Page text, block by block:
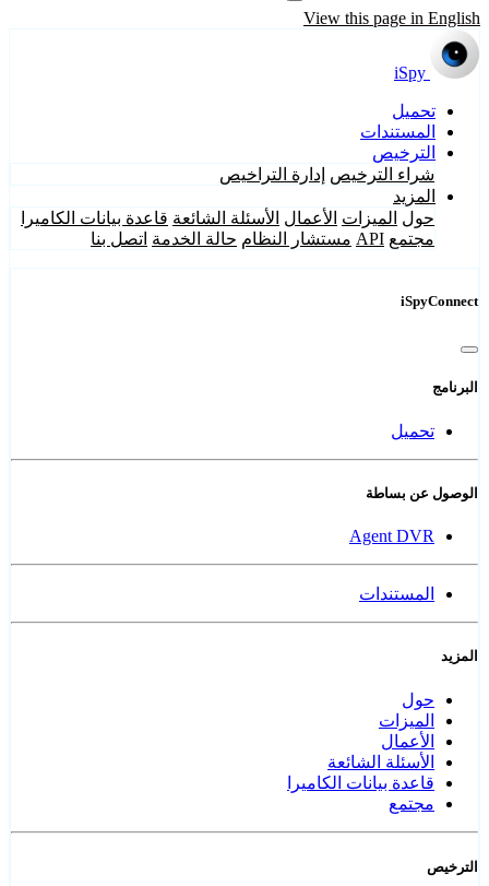
View this page in English
iSpy
تحميل
المستندات
الترخيص
شراء الترخيص إدارة التراخيص
المزيد
حول الميزات الأعمال الأسئلة الشائعة قاعدة بيانات الكاميرا
مجتمع API مستشار النظام حالة الخدمة اتصل بنا
iSpyConnect
البرنامج
تحميل
الوصول عن بساطة
Agent DVR
المستندات
المزيد
حول
الميزات
الأعمال
الأسئلة الشائعة
قاعدة بيانات الكاميرا
مجتمع
الترخيص